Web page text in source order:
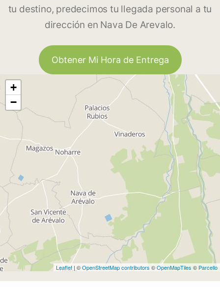
tu destino, predecimos tu llegada personal a tu
dirección en Nava De Arevalo.
Obtener Mi Hora de Entrega
+
−
Leaflet | ©OpenStreetMap contributors ©OpenMapTiles © Parcello